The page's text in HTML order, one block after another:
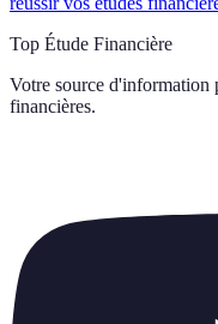
Top Étude Financière
Votre source d'information
financières.